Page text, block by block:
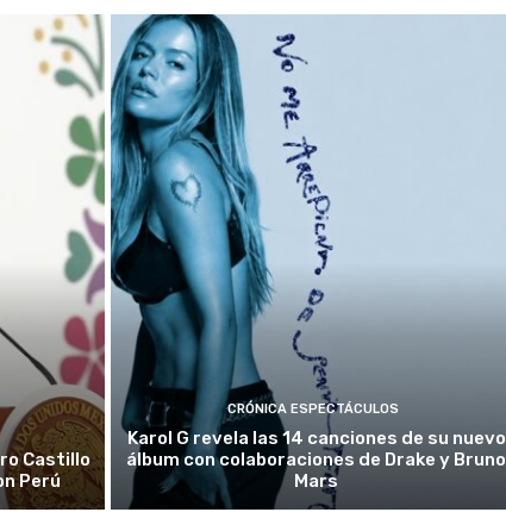
Castillo
Perú
CRÓNICA ESPECTÁCULOS
Karol G revela las 14 canciones de su nuevo
álbum con colaboraciones de Drake y Bruno
Mars